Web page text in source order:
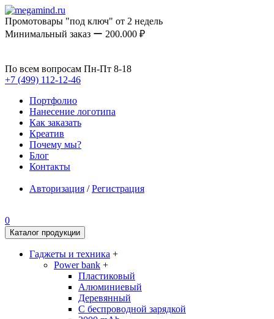
Промотовары "под ключ" от 2 недель
Минимальный заказ ー 200.000 ₽
По всем вопросам Пн-Пт 8-18
+7 (499) 112-12-46
Портфолио
Нанесение логотипа
Как заказать
Креатив
Почему мы?
Блог
Контакты
Авторизация /Регистрация
0
Каталог продукции
Гаджеты и техника +
Power bank +
Пластиковый
Алюминиевый
Деревянный
С беспроводной зарядкой